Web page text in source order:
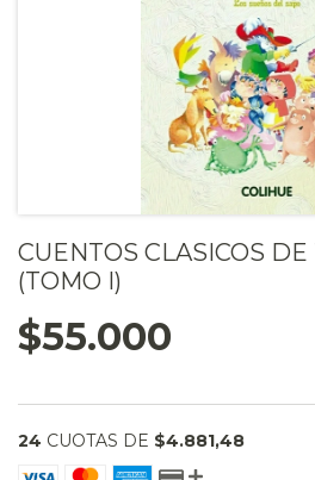
CUENTOS CLASICOS
(TOMO I)
$55.000
24 CUOTAS DE $4.881,48